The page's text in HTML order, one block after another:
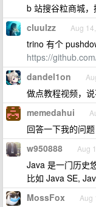
b 站搜谷粒商城，
cluulzz Aug
trino 有个
https://
dandel1on
做点教程视频，
memedahui
回答一下我的问题
w950888 Aug
Java 是一门历史
比如 Java SE,
MossFox Aug